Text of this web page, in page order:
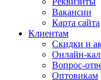
Вакансии
Карта сайта
Клиентам
Скидки и
Онлайн-
Вопрос-
Оптовикам